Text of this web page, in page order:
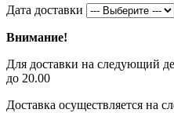
Дата доставки
Внимание!
Для доставки на следующий
до 20.00
Доставка осуществляется на